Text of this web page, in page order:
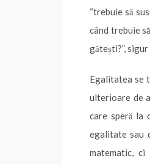
“trebuie să
când trebuie
gătești?”,
Egalitatea se
ulterioare de
care speră la
egalitate sau
matematic,